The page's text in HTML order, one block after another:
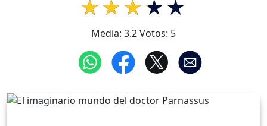
Media: 3.2Votos: 5